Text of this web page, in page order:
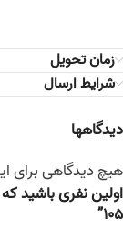
زمان تحویل
شرایط ارسال
دیدگاهها
هیچ دیدگاهی
اولین نفری باشید
105”